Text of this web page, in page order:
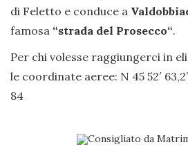
di Feletto e conduce a
famosa “strada del Prosecco“.
Per chi volesse raggiungerci in
le coordinate aeree: N 45 52′ 63,2”
84